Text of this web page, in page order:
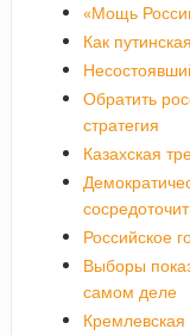
«Мощь
Как
Обратить
стратегия
Казахская
Российское
Выборы
самом деле